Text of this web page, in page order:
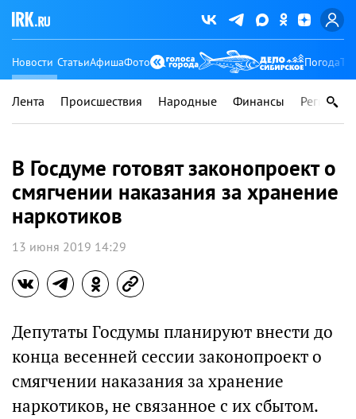
Новости СтатьиАфишаФото Погода
Лента Происшествия Народные Финансы Регионы
В Госдуме готовят законопроект о
смягчении наказания за хранение
наркотиков
13 июня 2019 14:29
Депутаты Госдумы планируют внести до
конца весенней сессии законопроект о
смягчении наказания за хранение
наркотиков, не связанное с их сбытом.